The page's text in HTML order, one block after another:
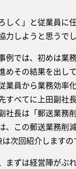
しく」と従業員に
力しようと思うで
例では、初めは業
めその結果を出し
業員から業務効率
すべてに上田副社
社長は「郵送業務
、この郵送業務削
次回紹介しますの
まずは経営陣がぶ